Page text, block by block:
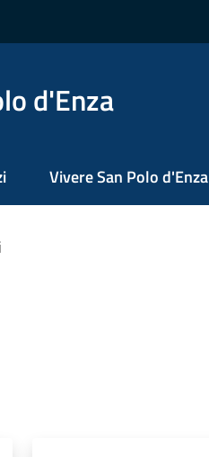
d'Enza
Vivere San Polo d'Enza